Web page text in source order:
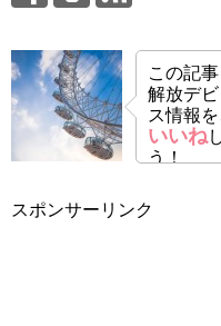
この記
解放デ
ス情報を
いいね
う！
スポンサーリンク